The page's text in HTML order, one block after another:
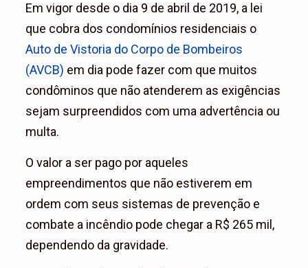
Em vigor desde o dia 9 de abril de 2019, a lei
que cobra dos condomínios residenciais o
Auto de Vistoria do Corpo de Bombeiros
(AVCB) em dia pode fazer com que muitos
condôminos que não atenderem as exigências
sejam surpreendidos com uma advertência ou
multa.
O valor a ser pago por aqueles
empreendimentos que não estiverem em
ordem com seus sistemas de prevenção e
combate a incêndio pode chegar a R$ 265 mil,
dependendo da gravidade.